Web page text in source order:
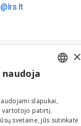
×
slapukai,
vartotojo patirtį.
svetaine, jūs sutinkate